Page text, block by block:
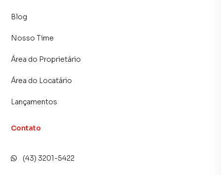
Blog
Nosso Time
Área do Proprietário
Área do Locatário
Lançamentos
Contato
(43) 3201-5422